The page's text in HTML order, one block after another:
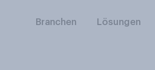
Branchen Lösungen